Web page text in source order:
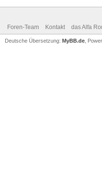
Foren-Team Kontakt das Alfa
Deutsche Übersetzung: MyBB.de ,